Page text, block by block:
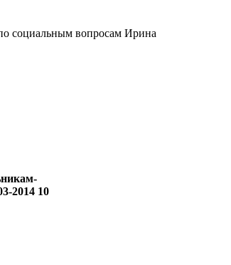
социальным вопросам Ирина